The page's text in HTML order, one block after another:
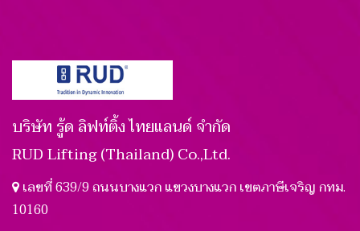
บริษัท รู้ด ลิฟท์ติ้ง ไทยแลนด์ จำกัด
RUD Lifting (Thailand) Co.,Ltd.
เลขที่ 639/9 ถนนบางแวก แขวงบางแวก เขตภาษีเจริญ กทม.
10160